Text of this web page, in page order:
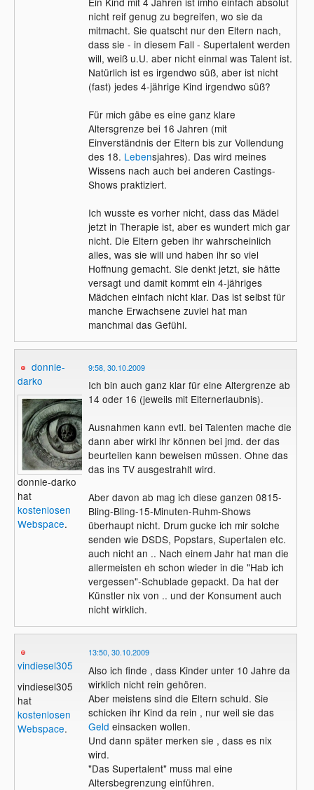
nicht reif genug zu begreifen, wo sie da
mitmacht. Sie quatscht nur den Eltern nach,
dass sie - in diesem Fall - Supertalent werden
will, weiß u.U. aber nicht einmal was Talent ist.
Natürlich ist es irgendwo süß, aber ist nicht
(fast) jedes 4-jährige Kind irgendwo süß?
Für mich gäbe es eine ganz klare
Altersgrenze bei 16 Jahren (mit
Einverständnis der Eltern bis zur Vollendung
des 18. Lebensjahres). Das wird meines
Wissens nach auch bei anderen Castings-
Shows praktiziert.
Ich wusste es vorher nicht, dass das Mädel
jetzt in Therapie ist, aber es wundert mich gar
nicht. Die Eltern geben ihr wahrscheinlich
alles, was sie will und haben ihr so viel
Hoffnung gemacht. Sie denkt jetzt, sie hätte
versagt und damit kommt ein 4-jähriges
Mädchen einfach nicht klar. Das ist selbst für
manche Erwachsene zuviel hat man
manchmal das Gefühl.
donnie-
darko
donnie-darko
hat
kostenlosen
Webspace.
9:58, 30.10.2009
Ich bin auch ganz klar für eine Altergrenze ab
14 oder 16 (jeweils mit Elternerlaubnis).
Ausnahmen kann evtl. bei Talenten mache die
dann aber wirkl ihr können bei jmd. der das
beurteilen kann beweisen müssen. Ohne das
das ins TV ausgestrahlt wird.
Aber davon ab mag ich diese ganzen 0815-
Bling-Bling-15-Minuten-Ruhm-Shows
überhaupt nicht. Drum gucke ich mir solche
senden wie DSDS, Popstars, Supertalen etc.
auch nicht an .. Nach einem Jahr hat man die
allermeisten eh schon wieder in die "Hab ich
vergessen"-Schublade gepackt. Da hat der
Künstler nix von .. und der Konsument auch
nicht wirklich.
vindiesel305
vindiesel305
hat
kostenlosen
Webspace.
13:50, 30.10.2009
Also ich finde , dass Kinder unter 10 Jahre da
wirklich nicht rein gehören.
Aber meistens sind die Eltern schuld. Sie
schicken ihr Kind da rein , nur weil sie das
Geld einsacken wollen.
Und dann später merken sie , dass es nix
wird.
"Das Supertalent" muss mal eine
Altersbegrenzung einführen.